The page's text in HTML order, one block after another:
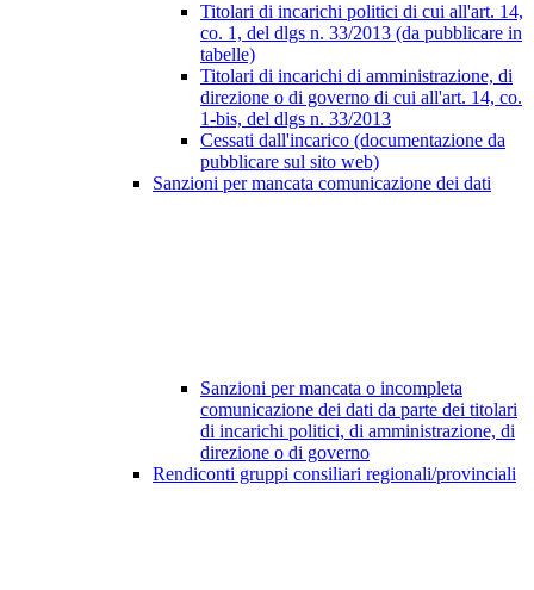
Titolari di incarichi politici di cui all'art. 14,
co. 1, del dlgs n. 33/2013 (da pubblicare in
tabelle)
Titolari di incarichi di amministrazione, di
direzione o di governo di cui all'art. 14, co.
1-bis, del dlgs n. 33/2013
Cessati dall'incarico (documentazione da
pubblicare sul sito web)
Sanzioni per mancata comunicazione dei dati
Sanzioni per mancata o incompleta
comunicazione dei dati da parte dei titolari
di incarichi politici, di amministrazione, di
direzione o di governo
Rendiconti gruppi consiliari regionali/provinciali